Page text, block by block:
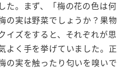
た。まず、「梅の花の色は何
の実は野菜でしょうか？果物
イズをすると、それぞれが思
よく手を挙げていました。正
の実を触ったり匂いを嗅いで